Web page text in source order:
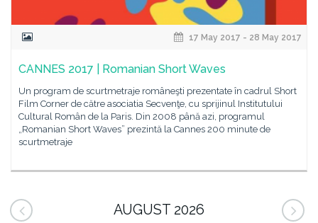
17 May 2017 - 28 May 2017
CANNES 2017 | Romanian Short Waves
Un program de scurtmetraje româneşti prezentate în cadrul Short
Film Corner de către asociatia Secvenţe, cu sprijinul Institutului
Cultural Român de la Paris. Din 2008 până azi, programul
„Romanian Short Waves” prezintă la Cannes 200 minute de
scurtmetraje
AUGUST 2026